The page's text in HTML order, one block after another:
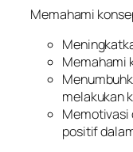
Memahami
Memahami
melakukan
Memotivasi
positif